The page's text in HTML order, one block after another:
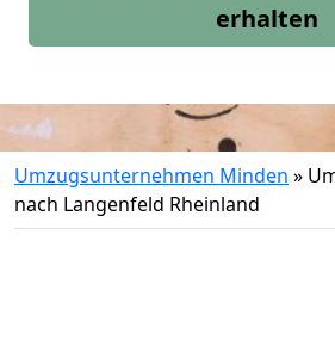
erhalten
Umzugsunternehmen Minden »
nach Langenfeld Rheinland